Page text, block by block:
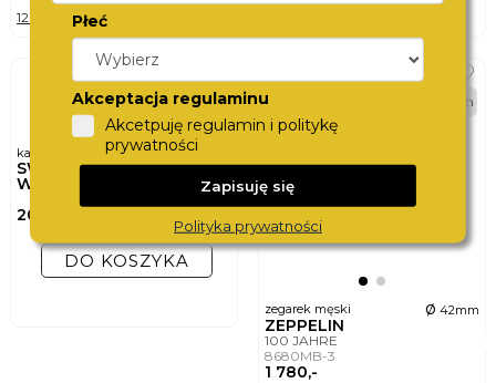
12 wersji
karta podarunkowa
SWISS
WATCHCARD
200,-
DO KOSZYKA
zegarek męski ø 42mm
ZEPPELIN
100 JAHRE
8680MB-3
1 780,-
24h
Płeć
Akceptacja regulaminu
Akcetpuję regulamin i politykę
prywatności
Zapisuję się
Polityka prywatności